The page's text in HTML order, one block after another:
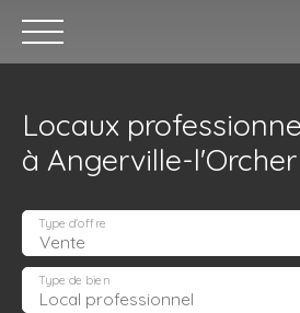
Accueil Acheter
Locaux
à Angerville-
Vente
Type d'offre
Local professionnel
Type de bien